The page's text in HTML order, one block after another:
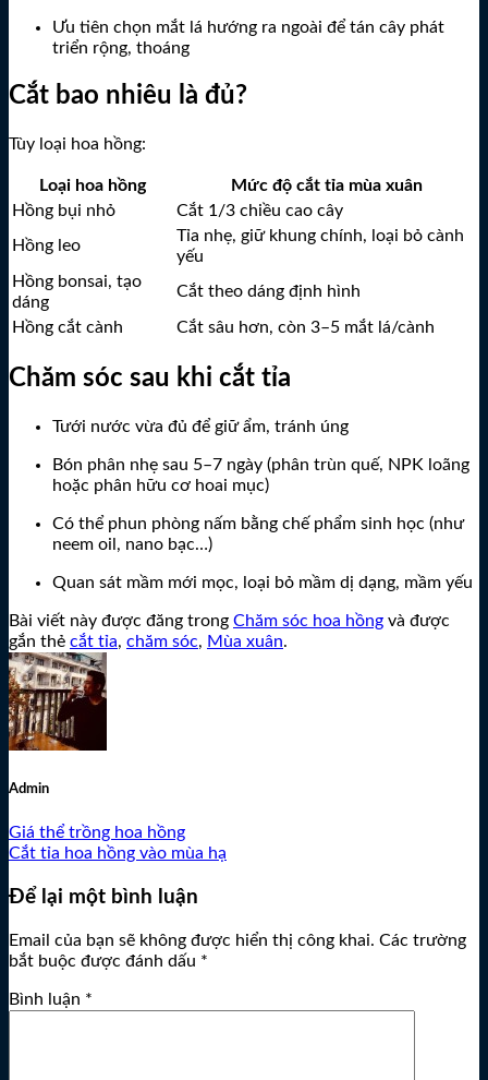
Ưu tiên chọn mắt lá hướng ra ngoài để tán cây phát
triển rộng, thoáng
Cắt bao nhiêu là đủ?
Tùy loại hoa hồng:
Loại hoa hồng
Mức độ cắt tỉa mùa xuân
Hồng bụi nhỏ
Cắt 1/3 chiều cao cây
Hồng leo
Tỉa nhẹ, giữ khung chính, loại bỏ cành
yếu
Hồng bonsai, tạo
dáng
Cắt theo dáng định hình
Hồng cắt cành Cắt sâu hơn, còn 3–5 mắt lá/cành
Chăm sóc sau khi cắt tỉa
Tưới nước vừa đủ để giữ ẩm, tránh úng
Bón phân nhẹ sau 5–7 ngày (phân trùn quế, NPK loãng
hoặc phân hữu cơ hoai mục)
Có thể phun phòng nấm bằng chế phẩm sinh học (như
neem oil, nano bạc…)
Quan sát mầm mới mọc, loại bỏ mầm dị dạng, mầm yếu
Bài viết này được đăng trong Chăm sóc hoa hồng và được
gắn thẻ cắt tỉa, chăm sóc, Mùa xuân.
Admin
Giá thể trồng hoa hồng
Cắt tỉa hoa hồng vào mùa hạ
Để lại một bình luận
Email của bạn sẽ không được hiển thị công khai. Các trường
bắt buộc được đánh dấu *
Bình luận *